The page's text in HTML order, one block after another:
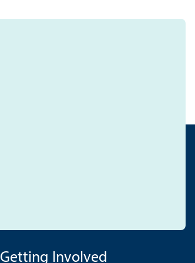
Getting Involved